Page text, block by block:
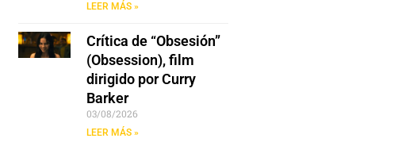
LEER MÁS »
Crítica de “Obsesión”
(Obsession), film
dirigido por Curry
Barker
03/08/2026
LEER MÁS »